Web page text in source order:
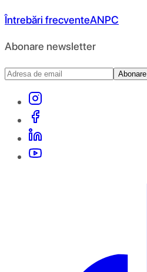
Întrebări frecventeANPC
Abonare newsletter
Abonare